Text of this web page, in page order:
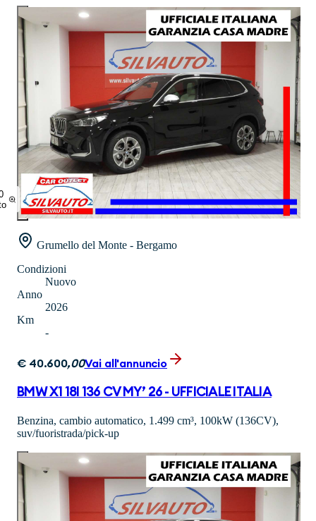
Grumello del Monte - Bergamo
Condizioni
Nuovo
Anno
2026
Km
-
€ 40.600,00Vai all'annuncio
BMW X1 18I 136 CV MY’ 26 - UFFICIALE ITALIA
Benzina, cambio automatico, 1.499 cm³, 100kW (136CV),
suv/fuoristrada/pick-up